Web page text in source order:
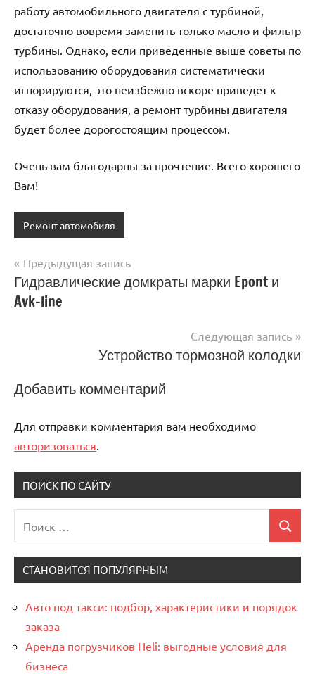
работу автомобильного двигателя с турбиной,
достаточно вовремя заменить только масло и фильтр
турбины. Однако, если приведенные выше советы по
использованию оборудования систематически
игнорируются, это неизбежно вскоре приведет к
отказу оборудования, а ремонт турбины двигателя
будет более дорогостоящим процессом.
Очень вам благодарны за прочтение. Всего хорошего
Вам!
Ремонт автомобиля
Навигация
по
Предыдущая запись
Гидравлические домкраты марки Epont и
Avk-line
Следующая запись
Устройство тормозной колодки
Добавить комментарий
Для отправки комментария вам необходимо
авторизоваться.
ПОИСК ПО САЙТУ
для:
Поиск
СТАНОВИТСЯ ПОПУЛЯРНЫМ
Авто под такси: подбор, характеристики и порядок
заказа
Аренда погрузчиков Heli: выгодные условия для
бизнеса